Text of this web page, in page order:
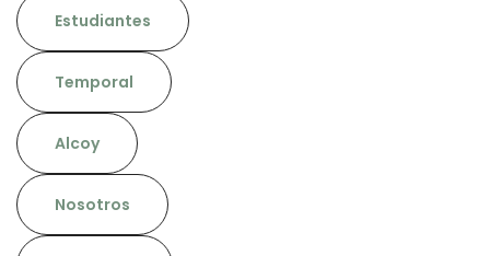
Estudiantes
Temporal
Alcoy
Nosotros